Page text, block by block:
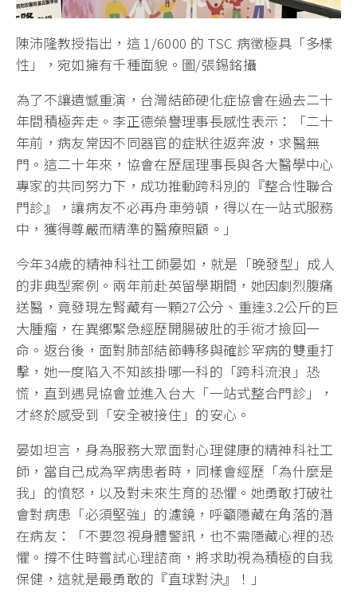
陳沛隆教授指出，這 1/6000 的 TSC 病徵極具「多樣
性」，宛如擁有千種面貌。圖/張錫銘攝
為了不讓遺憾重演，台灣結節硬化症協會在過去二十
年間積極奔走。李正德榮譽理事長感性表示：「二十
年前，病友常因不同器官的症狀往返奔波，求醫無
門。這二十年來，協會在歷屆理事長與各大醫學中心
專家的共同努力下，成功推動跨科別的『整合性聯合
門診』，讓病友不必再舟車勞頓，得以在一站式服務
中，獲得尊嚴而精準的醫療照顧。」
今年34歲的精神科社工師晏如，就是「晚發型」成人
的非典型案例。兩年前赴英留學期間，她因劇烈腹痛
送醫，竟發現左腎藏有一顆27公分、重達3.2公斤的巨
大腫瘤，在異鄉緊急經歷開腸破肚的手術才撿回一
命。返台後，面對肺部結節轉移與確診罕病的雙重打
擊，她一度陷入不知該掛哪一科的「跨科流浪」恐
慌，直到遇見協會並進入台大「一站式整合門診」，
才終於感受到「安全被接住」的安心。
晏如坦言，身為服務大眾面對心理健康的精神科社工
師，當自己成為罕病患者時，同樣會經歷「為什麼是
我」的憤怒，以及對未來生育的恐懼。她勇敢打破社
會對病患「必須堅強」的濾鏡，呼籲隱藏在角落的潛
在病友：「不要忽視身體警訊，也不需隱藏心裡的恐
懼。撐不住時嘗試心理諮商，將求助視為積極的自我
保健，這就是最勇敢的『直球對決』！」